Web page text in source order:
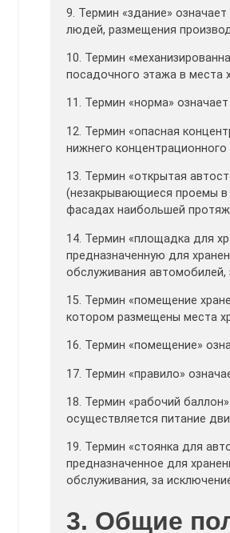
9. Термин «здание»
людей, размещения
10. Термин
посадочного этажа в места
11. Термин «норма»
12. Термин «опасная
нижнего
13. Термин «открытая
(незакрывающиеся проемы
фасадах наибольшей
14. Термин «площадка для
предназначенную для
обслуживания автомобилей,
15. Термин «помещение
котором размещены места
16. Термин «помещение»
17. Термин «правило»
18. Термин «рабочий
осуществляется питание
19. Термин «стоянка для
предназначенное для
обслуживания, за
3. Общие